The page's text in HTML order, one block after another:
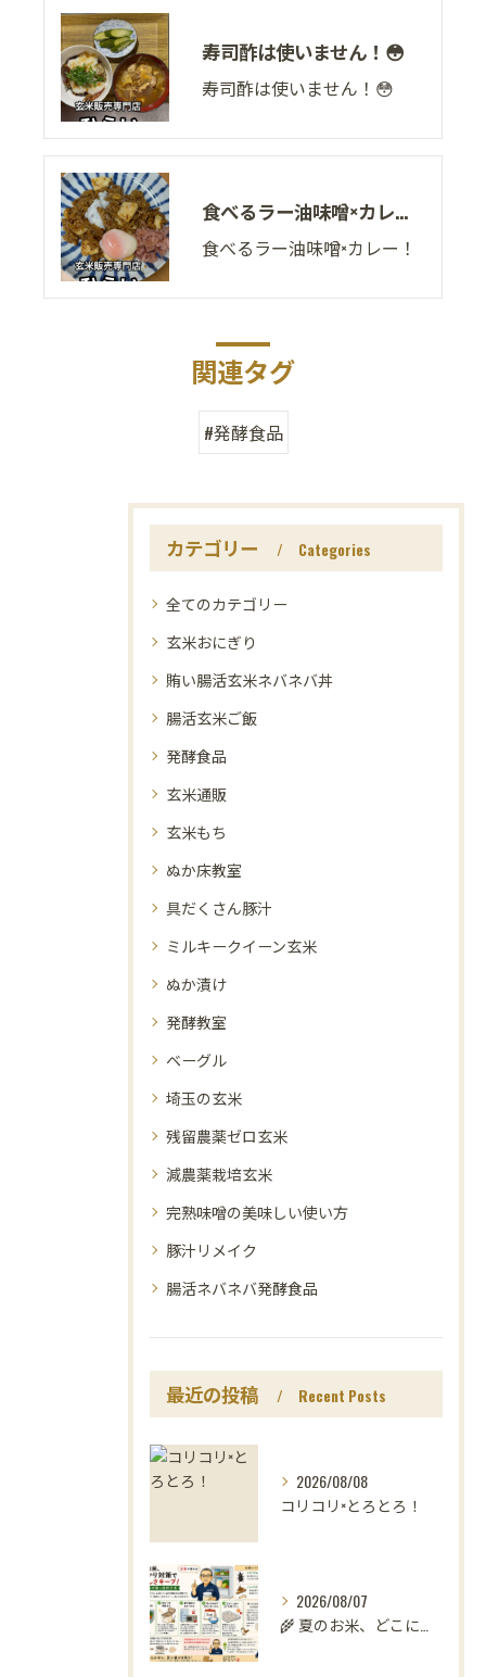
寿司酢は使いません！😳
寿司酢は使いません！😳
食べるラー油味噌×カレー！
食べるラー油味噌×カレー！
関連タグ
#発酵食品
カテゴリー Categories
全てのカテゴリー
玄米おにぎり
賄い腸活玄米ネバネバ丼
腸活玄米ご飯
発酵食品
玄米通販
玄米もち
ぬか床教室
具だくさん豚汁
ミルキークイーン玄米
ぬか漬け
発酵教室
ベーグル
埼玉の玄米
残留農薬ゼロ玄米
減農薬栽培玄米
完熟味噌の美味しい使い方
豚汁リメイク
腸活ネバネバ発酵食品
最近の投稿 Recent Posts
2026/08/08
コリコリ×とろとろ！
2026/08/07
🌾 夏のお米、どこに置いていますか？